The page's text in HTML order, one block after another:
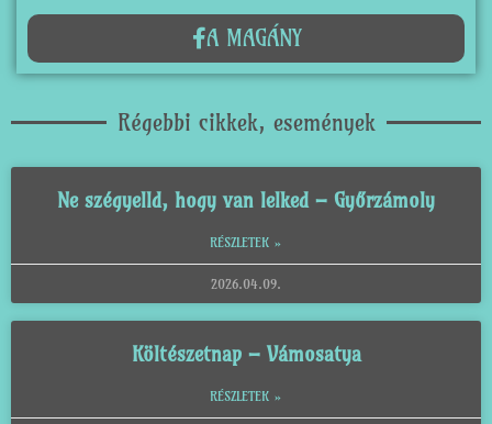
A MAGÁNY
Régebbi cikkek, események
Ne szégyelld, hogy van lelked – Győrzámoly
RÉSZLETEK »
2026.04.09.
Költészetnap – Vámosatya
RÉSZLETEK »